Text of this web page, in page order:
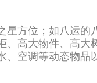
星方位；如八运的
、高大物件、高
、空调等动态物品